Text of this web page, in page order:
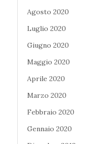
Agosto 2020
Luglio 2020
Giugno 2020
Maggio 2020
Aprile 2020
Marzo 2020
Febbraio 2020
Gennaio 2020